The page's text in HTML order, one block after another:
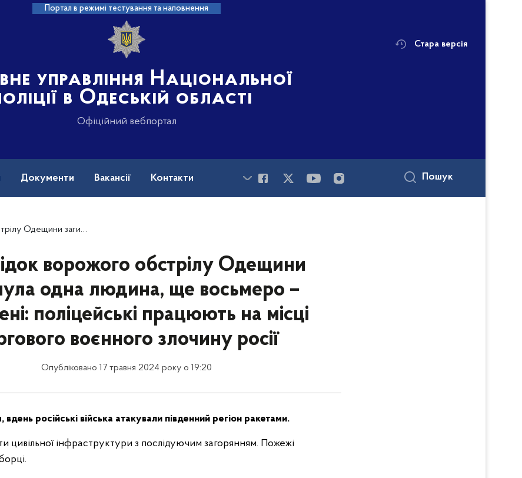
Портал в режимі тестування та наповнення
управління Національної
в Одеській області
Офіційний вебпортал
Стара версія
Документи Вакансії Контакти Пошук
працюють на місці чергового воєнного злочину росії
ворожого обстрілу Одещини
одна людина, ще восьмеро –
поліцейські працюють на місці
воєнного злочину росії
Опубліковано 17 травня 2024 року о 19:20
вдень російські війська атакували південний регіон ракетами.
цивільної інфраструктури з послідуючим загорянням. Пожежі